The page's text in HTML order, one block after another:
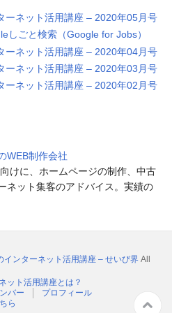
ーネット活用講座 – 2020年05月号
しごと検索（Google for Jobs）
ーネット活用講座 – 2020年04月号
ーネット活用講座 – 2020年03月号
ーネット活用講座 – 2020年02月号
WEB制作会社
けに、ホームページの制作、中古
ネット集客のアドバイス。実績の
インターネット活用講座 – せいび界 All
ット活用講座とは？
バー
プロフィール
ら